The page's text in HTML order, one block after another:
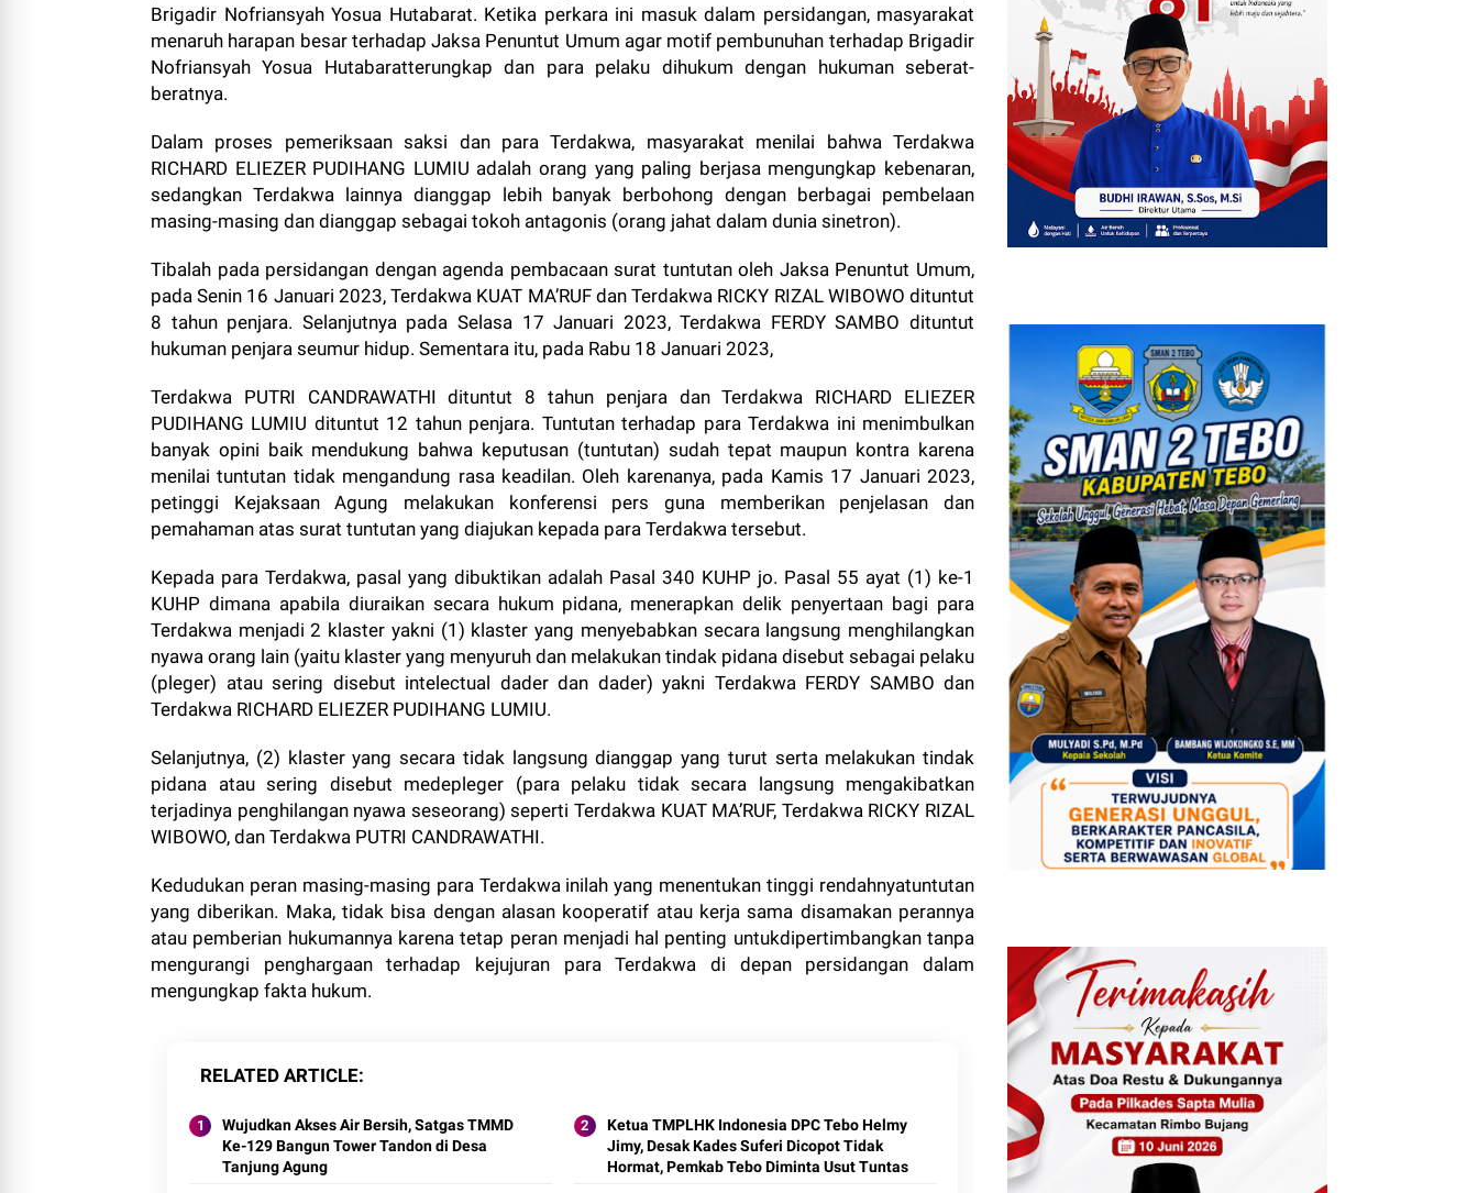
Brigadir Nofriansyah Yosua Hutabarat. Ketika perkara ini masuk dalam persidangan, masyarakat
menaruh harapan besar terhadap Jaksa Penuntut Umum agar motif pembunuhan terhadap Brigadir
Nofriansyah Yosua Hutabaratterungkap dan para pelaku dihukum dengan hukuman seberat-
beratnya.
Dalam proses pemeriksaan saksi dan para Terdakwa, masyarakat menilai bahwa Terdakwa
RICHARD ELIEZER PUDIHANG LUMIU adalah orang yang paling berjasa mengungkap kebenaran,
sedangkan Terdakwa lainnya dianggap lebih banyak berbohong dengan berbagai pembelaan
masing-masing dan dianggap sebagai tokoh antagonis (orang jahat dalam dunia sinetron).
Tibalah pada persidangan dengan agenda pembacaan surat tuntutan oleh Jaksa Penuntut Umum,
pada Senin 16 Januari 2023, Terdakwa KUAT MA’RUF dan Terdakwa RICKY RIZAL WIBOWO dituntut
8 tahun penjara. Selanjutnya pada Selasa 17 Januari 2023, Terdakwa FERDY SAMBO dituntut
hukuman penjara seumur hidup. Sementara itu, pada Rabu 18 Januari 2023,
Terdakwa PUTRI CANDRAWATHI dituntut 8 tahun penjara dan Terdakwa RICHARD ELIEZER
PUDIHANG LUMIU dituntut 12 tahun penjara. Tuntutan terhadap para Terdakwa ini menimbulkan
banyak opini baik mendukung bahwa keputusan (tuntutan) sudah tepat maupun kontra karena
menilai tuntutan tidak mengandung rasa keadilan. Oleh karenanya, pada Kamis 17 Januari 2023,
petinggi Kejaksaan Agung melakukan konferensi pers guna memberikan penjelasan dan
pemahaman atas surat tuntutan yang diajukan kepada para Terdakwa tersebut.
Kepada para Terdakwa, pasal yang dibuktikan adalah Pasal 340 KUHP jo. Pasal 55 ayat (1) ke-1
KUHP dimana apabila diuraikan secara hukum pidana, menerapkan delik penyertaan bagi para
Terdakwa menjadi 2 klaster yakni (1) klaster yang menyebabkan secara langsung menghilangkan
nyawa orang lain (yaitu klaster yang menyuruh dan melakukan tindak pidana disebut sebagai pelaku
(pleger) atau sering disebut intelectual dader dan dader) yakni Terdakwa FERDY SAMBO dan
Terdakwa RICHARD ELIEZER PUDIHANG LUMIU.
Selanjutnya, (2) klaster yang secara tidak langsung dianggap yang turut serta melakukan tindak
pidana atau sering disebut medepleger (para pelaku tidak secara langsung mengakibatkan
terjadinya penghilangan nyawa seseorang) seperti Terdakwa KUAT MA’RUF, Terdakwa RICKY RIZAL
WIBOWO, dan Terdakwa PUTRI CANDRAWATHI.
Kedudukan peran masing-masing para Terdakwa inilah yang menentukan tinggi rendahnyatuntutan
yang diberikan. Maka, tidak bisa dengan alasan kooperatif atau kerja sama disamakan perannya
atau pemberian hukumannya karena tetap peran menjadi hal penting untukdipertimbangkan tanpa
mengurangi penghargaan terhadap kejujuran para Terdakwa di depan persidangan dalam
mengungkap fakta hukum.
RELATED ARTICLE
Wujudkan Akses Air Bersih, Satgas TMMD
Ke-129 Bangun Tower Tandon di Desa
Tanjung Agung
Ketua TMPLHK Indonesia DPC Tebo Helmy
Jimy, Desak Kades Suferi Dicopot Tidak
Hormat, Pemkab Tebo Diminta Usut Tuntas